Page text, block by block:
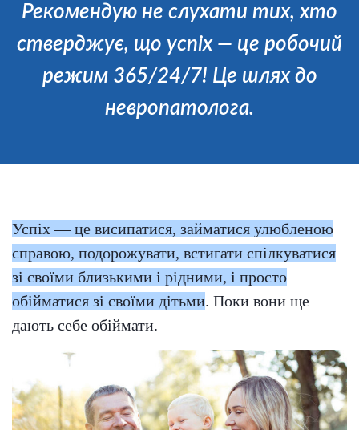
Рекомендую не слухати тих, хто
стверджує, що успіх — це робочий
режим 365/24/7! Це шлях до
невропатолога.
Успіх — це висипатися, займатися улюбленою
справою, подорожувати, встигати спілкуватися
зі своїми близькими і рідними, і просто
обійматися зі своїми дітьми. Поки вони ще
дають себе обіймати.